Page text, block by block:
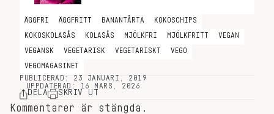
ÄGGFRI ÄGGFRITT BANANTÅRTA KOKOSCHIPS
KOKOSKOLASÅS KOLASÅS MJÖLKFRI MJÖLKFRITT VEGAN
VEGANSK VEGETARISK VEGETARISKT VEGO
VEGOMAGASINET
PUBLICERAD: 23 JANUARI, 2019
UPPDATERAD: 16 MARS, 2026
DELA SKRIV UT
Kommentarer är stängda.